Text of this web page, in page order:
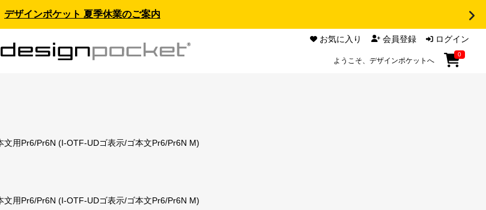
デザインポケット 夏季休業のご案内
お気に入り 会員登録 ログイン
ようこそ、デザインポケットへ
0
文用Pr6/Pr6N (I-OTF-UDゴ表示/ゴ本文Pr6/Pr6N M)
文用Pr6/Pr6N (I-OTF-UDゴ表示/ゴ本文Pr6/Pr6N M)